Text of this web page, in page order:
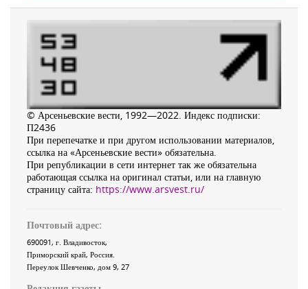
© Арсеньевские вести, 1992—2022. Индекс подписки:
П2436
При перепечатке и при другом использовании материалов,
ссылка на «Арсеньевские вести» обязательна.
При републикации в сети интернет так же обязательна
работающая ссылка на оригинал статьи, или на главную
страницу сайта: https://www.arsvest.ru/
Почтовый адрес:
690091, г. Владивосток,
Приморский край, Россия.
Переулок Шевченко, дом 9, 27